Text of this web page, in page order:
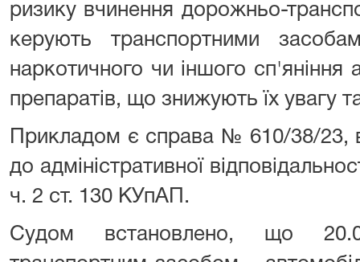
ризику вчинення дорожньо-
керують транспортними
наркотичного чи іншого сп'яніння
препаратів, що знижують їх увагу
Прикладом є справа № 610/38/23,
до адміністративної
ч. 2 ст. 130 КУпАП.
Судом встановлено, що